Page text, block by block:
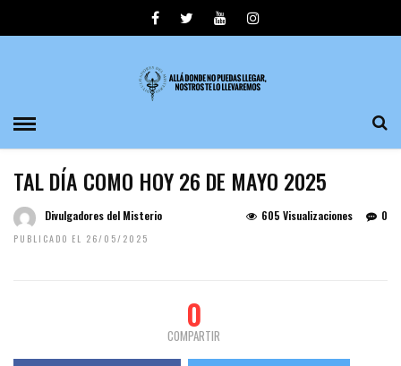
TAL DÍA COMO HOY 26 DE MAYO 2025
Divulgadores del Misterio
PUBLICADO EL 26/05/2025
0
605 Visualizaciones
0
COMPARTIR